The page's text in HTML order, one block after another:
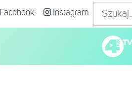
Facebook Instagram